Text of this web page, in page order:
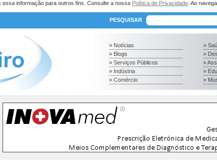
informação para outros fins. Consulte a nossa Política de Privacidade . Ao
PESQUISAR
» Notícias
» Blogs
» Serviços Públicos
» Indústria
» Comércio
»
»
»
»
»